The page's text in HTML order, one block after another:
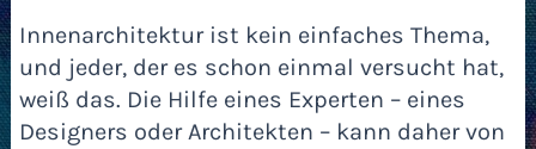
Innenarchitektur ist kein einfaches Thema,
und jeder, der es schon einmal versucht hat,
weiß das. Die Hilfe eines Experten – eines
Designers oder Architekten – kann daher von